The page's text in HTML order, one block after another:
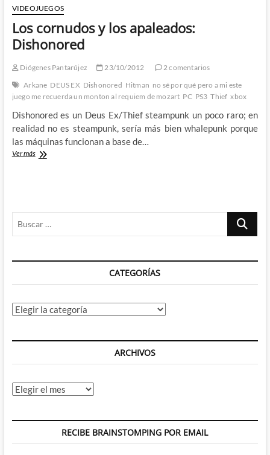
con
el
Hitman
Garth
y
VIDEOJUEGOS
Los cornudos y los apaleados:
Dishonored
Diógenes Pantarújez 23/10/2012
2 comentarios
Arkane DEUS EX Dishonored Hitman no sé por qué pero a mi este
juego me recuerda un monton al requiem de mozart PC PS3 Thief xbox
Dishonored es un Deus Ex/Thief steampunk un poco raro; en
realidad no es steampunk, sería más bien whalepunk porque
las máquinas funcionan a base de…
Ver másLos
Buscar
CATEGORÍAS
Categorías
ARCHIVOS
Archivos
RECIBE BRAINSTOMPING POR EMAIL